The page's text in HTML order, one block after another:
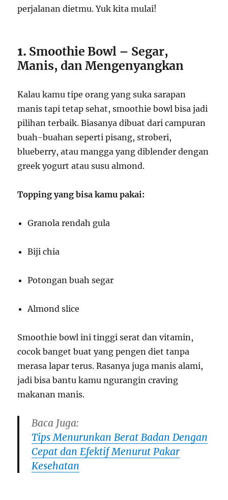
perjalanan dietmu. Yuk kita mulai!
1. Smoothie Bowl – Segar,
Manis, dan Mengenyangkan
Kalau kamu tipe orang yang suka sarapan
manis tapi tetap sehat, smoothie bowl bisa jadi
pilihan terbaik. Biasanya dibuat dari campuran
buah-buahan seperti pisang, stroberi,
blueberry, atau mangga yang diblender dengan
greek yogurt atau susu almond.
Topping yang bisa kamu pakai:
Granola rendah gula
Biji chia
Potongan buah segar
Almond slice
Smoothie bowl ini tinggi serat dan vitamin,
cocok banget buat yang pengen diet tanpa
merasa lapar terus. Rasanya juga manis alami,
jadi bisa bantu kamu ngurangin craving
makanan manis.
Baca Juga:
Tips Menurunkan Berat Badan Dengan
Cepat dan Efektif Menurut Pakar
Kesehatan